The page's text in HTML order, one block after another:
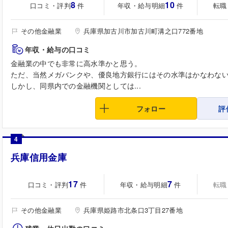
口コミ・評判8 件 年収・給与明細10 件 転
その他金融業 兵庫県加古川市加古川町溝之口772番地
年収・給与の口コミ
金融業の中でも非常に高水準かと思う。
ただ、当然メガバンクや、優良地方銀行にはその水準はかなわな
しかし、同県内での金融機関としては...
フォロー 評
4
兵庫信用金庫
口コミ・評判17 件 年収・給与明細7 件 転
その他金融業 兵庫県姫路市北条口3丁目27番地